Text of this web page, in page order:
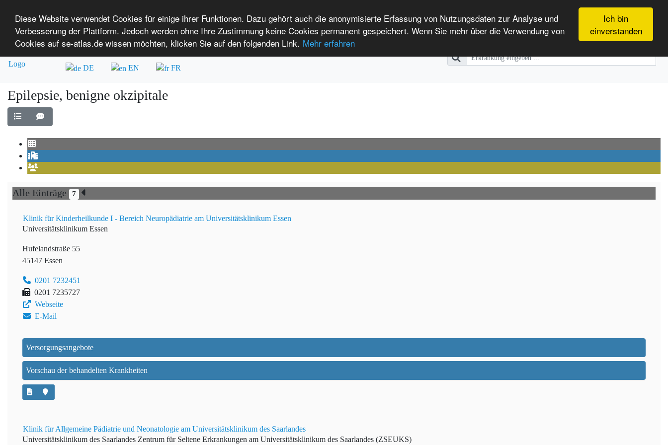
Ich bin
einverstanden
Diese Website verwendet Cookies für einige ihrer Funktionen. Dazu gehört auch die anonymisierte Erfassung von Nutzungsdaten zur Analyse und
Verbesserung der Plattform. Jedoch werden ohne Ihre Zustimmung keine Cookies permanent gespeichert. Wenn Sie mehr über die Verwendung von
Cookies auf se-atlas.de wissen möchten, klicken Sie auf den folgenden Link. Mehr erfahren
SE-ATLAS
Versorgungsatlas für Menschen mit seltenen Erkrankungen
Überblick über Einrichtungen Über uns Anmelden Leichte Sprache International Patients
DE EN FR
Epilepsie, benigne okzipitale
Alle Einträge 7
Klinik für Kinderheilkunde I - Bereich Neuropädiatrie am Universitätsklinikum Essen
Universitätsklinikum Essen
Hufelandstraße 55
45147 Essen
0201 7232451
0201 7235727
Webseite
E-Mail
Versorgungsangebote
Vorschau der behandelten Krankheiten
Klinik für Allgemeine Pädiatrie und Neonatologie am Universitätsklinikum des Saarlandes
Universitätsklinikum des Saarlandes Zentrum für Seltene Erkrankungen am Universitätsklinikum des Saarlandes (ZSEUKS)